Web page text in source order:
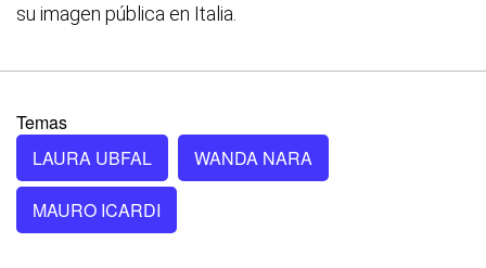
su imagen pública en Italia.
Temas
LAURA UBFAL
WANDA NARA
MAURO ICARDI